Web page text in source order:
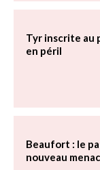
Tyr inscrite au
en péril
Beaufort : le
nouveau